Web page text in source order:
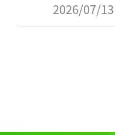
2026/07/13